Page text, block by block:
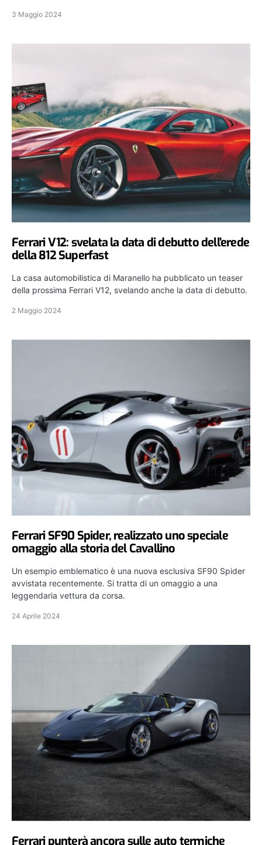
3 Maggio 2024
Ferrari V12: svelata la data di debutto dell’erede
della 812 Superfast
La casa automobilistica di Maranello ha pubblicato un teaser
della prossima Ferrari V12, svelando anche la data di debutto.
2 Maggio 2024
Ferrari SF90 Spider, realizzato uno speciale
omaggio alla storia del Cavallino
Un esempio emblematico è una nuova esclusiva SF90 Spider
avvistata recentemente. Si tratta di un omaggio a una
leggendaria vettura da corsa.
24 Aprile 2024
Ferrari punterà ancora sulle auto termiche